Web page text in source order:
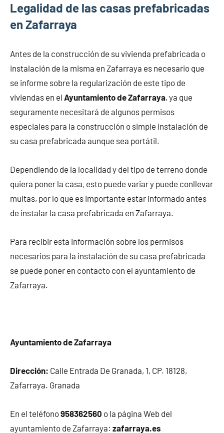
Legalidad de las casas prefabricadas
en Zafarraya
Antes de la construcción de su vivienda prefabricada o
instalación de la misma en Zafarraya es necesario que
se informe sobre la regularización de este tipo de
viviendas en el Ayuntamiento de Zafarraya, ya que
seguramente necesitará de algunos permisos
especiales para la construcción o simple instalación de
su casa prefabricada aunque sea portátil.
Dependiendo de la localidad y del tipo de terreno donde
quiera poner la casa, esto puede variar y puede conllevar
multas, por lo que es importante estar informado antes
de instalar la casa prefabricada en Zafarraya.
Para recibir esta información sobre los permisos
necesarios para la instalación de su casa prefabricada
se puede poner en contacto con el ayuntamiento de
Zafarraya.
Ayuntamiento de Zafarraya
Dirección: Calle Entrada De Granada, 1, CP. 18128,
Zafarraya. Granada
En el teléfono958362560 o la página Web del
ayuntamiento de Zafarraya: zafarraya.es